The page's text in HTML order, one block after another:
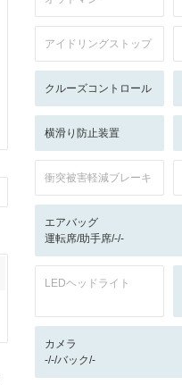
アイドリングストップ
クルーズコントロール
横滑り防止装置
衝突被害軽減ブレーキ
エアバッグ
運転席/助手席/-/-
LEDヘッドライト
カメラ
-/-/バック/-